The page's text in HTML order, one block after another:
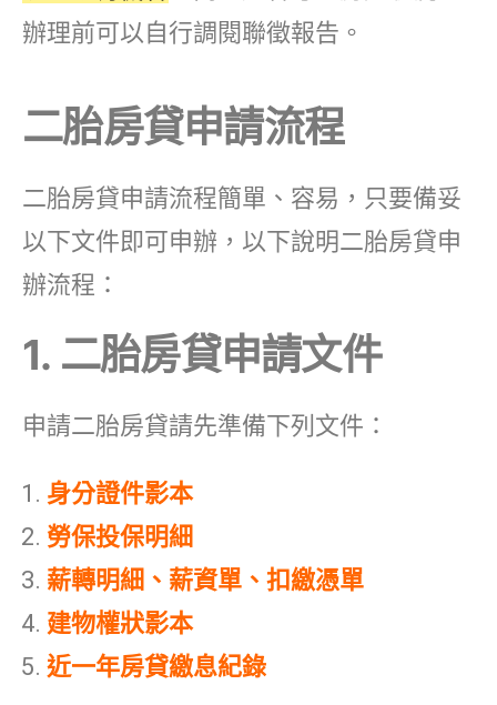
辦理前可以自行調閱聯徵報告。
二胎房貸申請流程
二胎房貸申請流程簡單、容易，只要備妥
以下文件即可申辦，以下說明二胎房貸申
辦流程：
1. 二胎房貸申請文件
申請二胎房貸請先準備下列文件：
身分證件影本
勞保投保明細
薪轉明細、薪資單、扣繳憑單
建物權狀影本
近一年房貸繳息紀錄